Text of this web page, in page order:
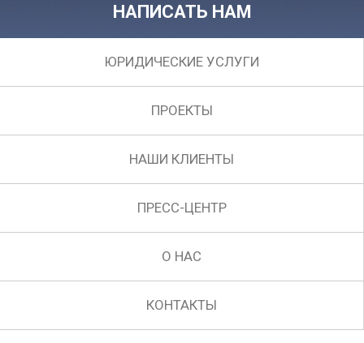
НАПИСАТЬ НАМ
ЮРИДИЧЕСКИЕ УСЛУГИ
ПРОЕКТЫ
НАШИ КЛИЕНТЫ
ПРЕСС-ЦЕНТР
О НАС
КОНТАКТЫ